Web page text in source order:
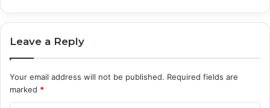
Leave a Reply
Your email address will not be published. Required fields are
marked *